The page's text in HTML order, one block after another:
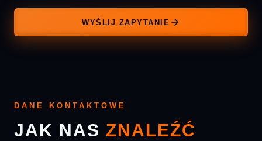
WYŚLIJ ZAPYTANIE
DANE KONTAKTOWE
JAK NAS ZNALEŹĆ